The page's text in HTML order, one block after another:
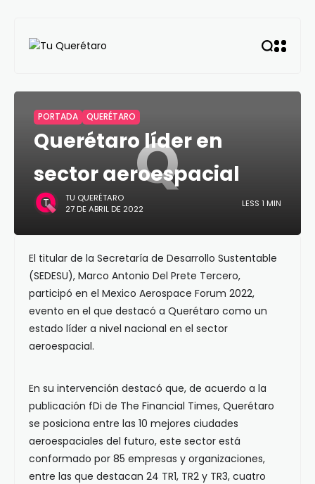
Q
PORTADA QUERÉTARO
Querétaro líder en
sector aeroespacial
TU QUERÉTARO
27 DE ABRIL DE 2022
LESS 1 MIN
El titular de la Secretaría de Desarrollo Sustentable
(SEDESU), Marco Antonio Del Prete Tercero,
participó en el Mexico Aerospace Forum 2022,
evento en el que destacó a Querétaro como un
estado líder a nivel nacional en el sector
aeroespacial.
En su intervención destacó que, de acuerdo a la
publicación fDi de The Financial Times, Querétaro
se posiciona entre las 10 mejores ciudades
aeroespaciales del futuro, este sector está
conformado por 85 empresas y organizaciones,
entre las que destacan 24 TR1, TR2 y TR3, cuatro